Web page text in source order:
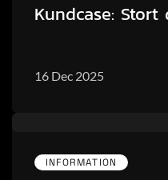
Kundcase: Stort
16 Dec 2025
INFORMATION